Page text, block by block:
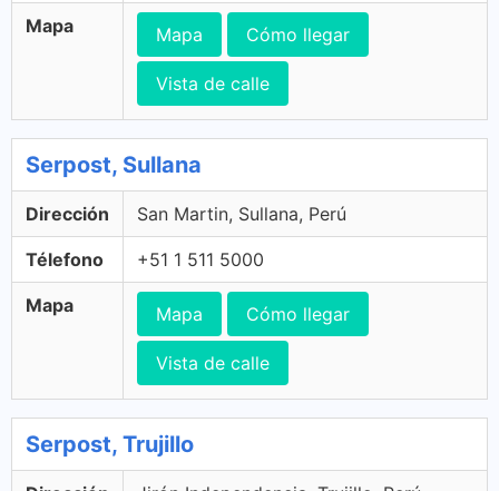
Mapa Mapa Cómo llegar
Vista de calle
Serpost, Sullana
Dirección San Martin, Sullana, Perú
Télefono +51 1 511 5000
Mapa Mapa Cómo llegar
Vista de calle
Serpost, Trujillo